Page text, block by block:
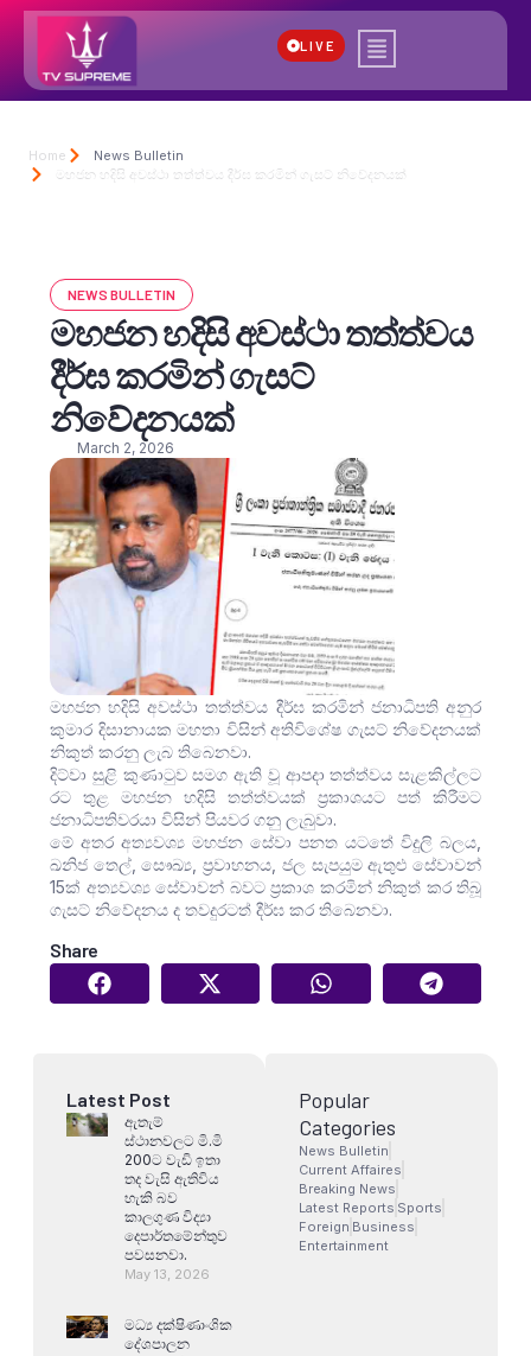
LIVE
Home
News Bulletin
මහජන හදිසි අවස්ථා තත්ත්වය දීර්ඝ කරමින් ගැසට් නිවේදනයක්
NEWS BULLETIN
මහජන හදිසි අවස්ථා තත්ත්වය
දීර්ඝ කරමින් ගැසට්
නිවේදනයක්
March 2, 2026
මහජන හදිසි අවස්ථා තත්ත්වය දීර්ඝ කරමින් ජනාධිපති අනුර
කුමාර දිසානායක මහතා විසින් අතිවිශේෂ ගැසට් නිවේදනයක්
නිකුත් කරනු ලැබ තිබෙනවා.
දිට්වා සුළි කුණාටුව සමග ඇති වූ ආපදා තත්ත්වය සැළකිල්ලට
රට තුළ මහජන හදිසි තත්ත්වයක් ප්‍රකාශයට පත් කිරීමට
ජනාධිපතිවරයා විසින් පියවර ගනු ලැබුවා.
මේ අතර අත්‍යවශ්‍ය මහජන සේවා පනත යටතේ විදුලි බලය,
ඛනිජ තෙල්, සෞඛ්‍ය, ප්‍රවාහනය, ජල සැපයුම ඇතුළු සේවාවන්
15ක් අත්‍යවශ්‍ය සේවාවන් බවට ප්‍රකාශ කරමින් නිකුත් කර තිබූ
ගැසට් නිවේදනය ද තවදුරටත් දීර්ඝ කර තිබෙනවා.
Share
Latest Post
ඇතැම්
ස්ථානවලට මි.මි
200ට වැඩි ඉතා
තද වැසි ඇතිවිය
හැකි බව
කාලගුණ විද්‍යා
දෙපාර්තමේන්තුව
පවසනවා.
May 13, 2026
මධ්‍ය දක්ෂිණාංශික
දේශපාලන
Popular
Categories
News Bulletin
Current Affaires
Breaking News
Latest Reports Sports
Foreign Business
Entertainment